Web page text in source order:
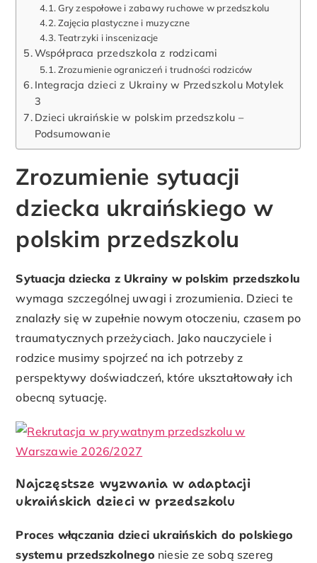
Gry zespołowe i zabawy ruchowe w przedszkolu
Zajęcia plastyczne i muzyczne
Teatrzyki i inscenizacje
Współpraca przedszkola z rodzicami
Zrozumienie ograniczeń i trudności rodziców
Integracja dzieci z Ukrainy w Przedszkolu Motylek
3
Dzieci ukraińskie w polskim przedszkolu –
Podsumowanie
Zrozumienie sytuacji
dziecka ukraińskiego w
polskim przedszkolu
Sytuacja dziecka z Ukrainy w polskim przedszkolu
wymaga szczególnej uwagi i zrozumienia. Dzieci te
znalazły się w zupełnie nowym otoczeniu, czasem po
traumatycznych przeżyciach. Jako nauczyciele i
rodzice musimy spojrzeć na ich potrzeby z
perspektywy doświadczeń, które ukształtowały ich
obecną sytuację.
Najczęstsze wyzwania w adaptacji
ukraińskich dzieci w przedszkolu
Proces włączania dzieci ukraińskich do polskiego
systemu przedszkolnego niesie ze sobą szereg